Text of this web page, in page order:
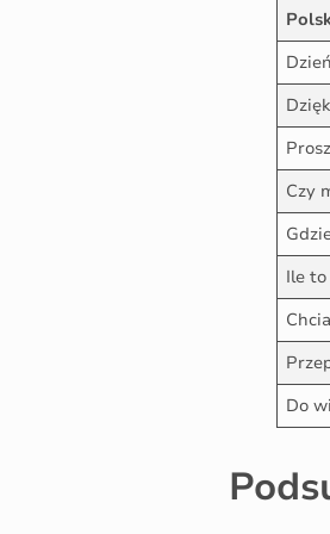
Czy
Ile to
Do